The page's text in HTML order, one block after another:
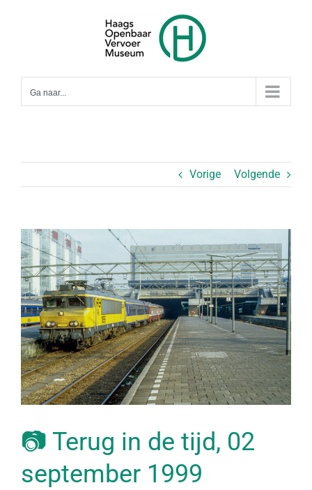
Ga naar...
Vorige Volgende
Bekijk
grotere
afbeelding
📷 Terug in de tijd, 02
september 1999